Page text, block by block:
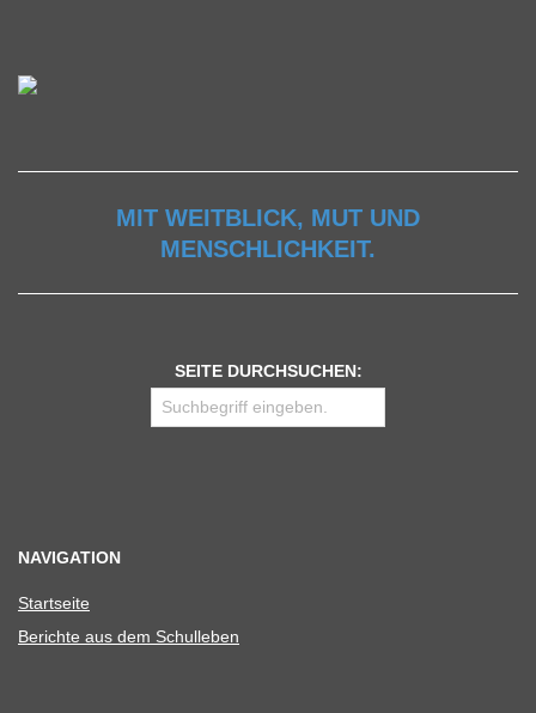
MIT WEITBLICK, MUT UND
MENSCHLICHKEIT.
SEITE DURCHSUCHEN:
NAVIGATION
Start­seite
Berichte aus dem Schulleben